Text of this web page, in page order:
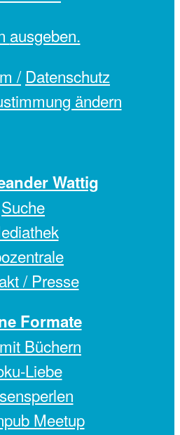
ausgeben.
/ Datenschutz
ändern
Wattig
Suche
/ Presse
Formate
Büchern
Liebe
Meetup